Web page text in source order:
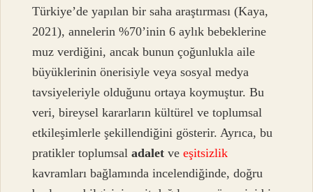
Türkiye’de yapılan bir saha araştırması (Kaya,
2021), annelerin %70’inin 6 aylık bebeklerine
muz verdiğini, ancak bunun çoğunlukla aile
büyüklerinin önerisiyle veya sosyal medya
tavsiyeleriyle olduğunu ortaya koymuştur. Bu
veri, bireysel kararların kültürel ve toplumsal
etkileşimlerle şekillendiğini gösterir. Ayrıca, bu
pratikler toplumsaladalet veeşitsizlik
kavramları bağlamında incelendiğinde, doğru